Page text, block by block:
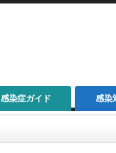
感染症ガイド 感染